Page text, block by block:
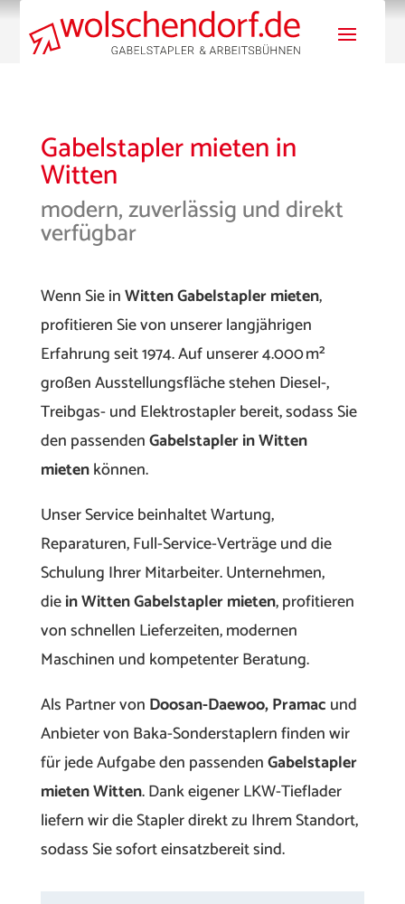
Gabelstapler mieten in
Witten
modern, zuverlässig und direkt
verfügbar
Wenn Sie inWitten Gabelstapler mieten,
profitieren Sie von unserer langjährigen
Erfahrung seit 1974. Auf unserer 4.000 m²
großen Ausstellungsfläche stehen Diesel-,
Treibgas- und Elektrostapler bereit, sodass Sie
den passendenGabelstapler in Witten
mietenkönnen.
Unser Service beinhaltet Wartung,
Reparaturen, Full-Service-Verträge und die
Schulung Ihrer Mitarbeiter. Unternehmen,
diein Witten Gabelstapler mieten, profitieren
von schnellen Lieferzeiten, modernen
Maschinen und kompetenter Beratung.
Als Partner von Doosan-Daewoo, Pramac und
Anbieter von Baka-Sonderstaplern finden wir
für jede Aufgabe den passendenGabelstapler
mieten Witten. Dank eigener LKW-Tieflader
liefern wir die Stapler direkt zu Ihrem Standort,
sodass Sie sofort einsatzbereit sind.